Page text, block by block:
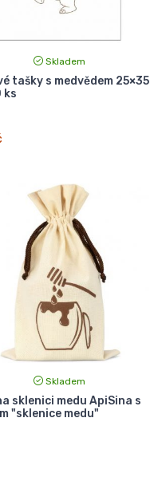
Skladem
tašky s medvědem 25×35
ks
Skladem
sklenici medu ApiSina s
"sklenice medu"